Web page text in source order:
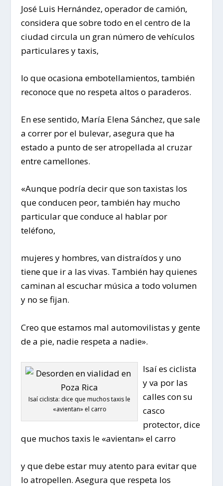
José Luis Hernández, operador de camión,
considera que sobre todo en el centro de la
ciudad circula un gran número de vehículos
particulares y taxis,
lo que ocasiona embotellamientos, también
reconoce que no respeta altos o paraderos.
En ese sentido, María Elena Sánchez, que sale
a correr por el bulevar, asegura que ha
estado a punto de ser atropellada al cruzar
entre camellones.
«Aunque podría decir que son taxistas los
que conducen peor, también hay mucho
particular que conduce al hablar por
teléfono,
mujeres y hombres, van distraídos y uno
tiene que ir a las vivas. También hay quienes
caminan al escuchar música a todo volumen
y no se fijan.
Creo que estamos mal automovilistas y gente
de a pie, nadie respeta a nadie».
Isaí ciclista: dice que muchos taxis le
«avientan» el carro
Isaí es ciclista
y va por las
calles con su
casco
protector, dice
que muchos taxis le «avientan» el carro
y que debe estar muy atento para evitar que
lo atropellen. Asegura que respeta los